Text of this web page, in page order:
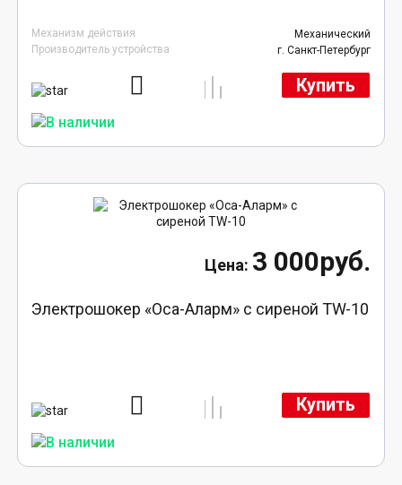
Механизм действия
Механический
Производитель устройства
г. Санкт-Петербург
Купить
3 000руб.
Электрошокер «Оса-Аларм» с сиреной TW-10
Купить